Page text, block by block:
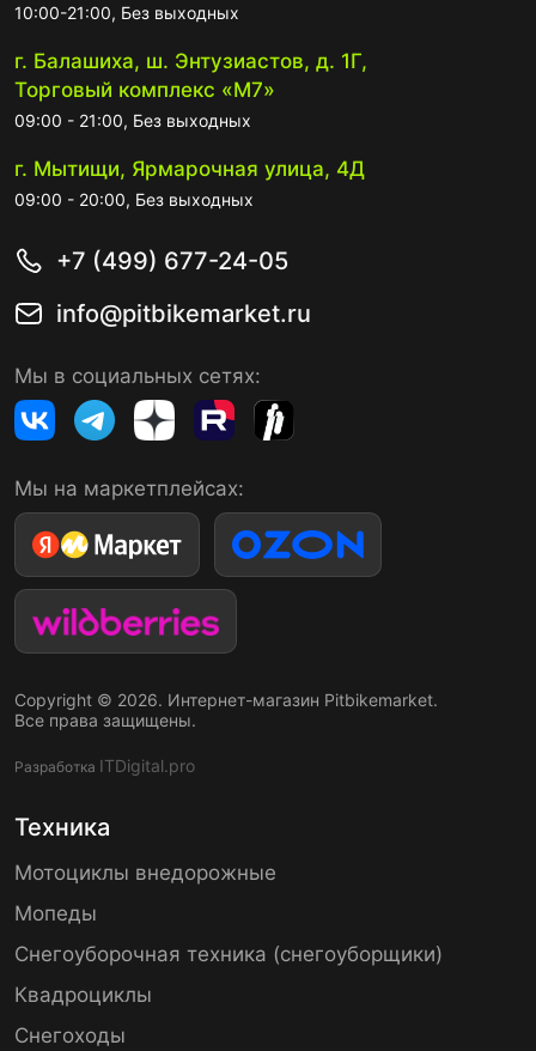
10:00-21:00, Без выходных
г. Балашиха, ш. Энтузиастов, д. 1Г,
Торговый комплекс «М7»
09:00 - 21:00, Без выходных
г. Мытищи, Ярмарочная улица, 4Д
09:00 - 20:00, Без выходных
+7 (499) 677-24-05
info@pitbikemarket.ru
Мы в социальных сетях:
Мы на маркетплейсах:
Copyright © 2026. Интернет-магазин Pitbikemarket.
Все права защищены.
Разработка ITDigital.pro
Техника
Мотоциклы внедорожные
Мопеды
Снегоуборочная техника (снегоуборщики)
Квадроциклы
Снегоходы